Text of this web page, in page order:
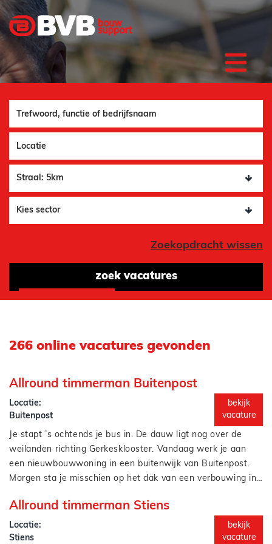
Functie
Plaats
Zoekopdracht wissen
zoek vacatures
266 online vacatures gevonden
Allround timmerman Buitenpost
Locatie:
Buitenpost
bekijk
vacature
Je stapt ’s ochtends je bus in. De dauw ligt nog over de
weilanden richting Gerkesklooster. Vandaag werk je aan
een nieuwbouwwoning in een buitenwijk van Buitenpost.
Morgen sta je misschien op het dak van een verbouwing in
week? Dan timmer je de laatste plinten vast in een
aanbouw net buiten Twijzel.
betrouwbare werkgever en een team dat écht voor je
klaarstaat? Dat vind je bij BVB bouwsupport. Wij regelen
niet zomaar een baan, wij zorgen voor een werkplek waar
Allround timmerman Stiens
Locatie:
Stiens
bekijk
vacature